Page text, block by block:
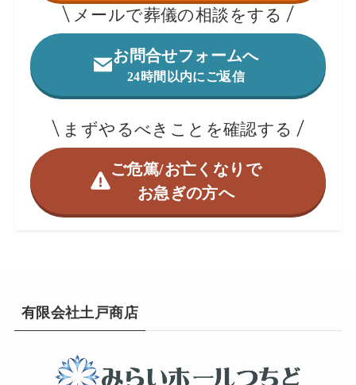
メールで葬儀の相談をする
お問合せフォームへ
24時間以内にご返信
まずやるべきことを確認する
ご危篤/お亡くなりで
お急ぎの方へ
有限会社土戸商店